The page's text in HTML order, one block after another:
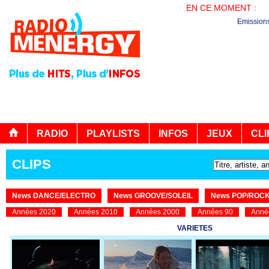
EN CE MOMENT :
RADIO PLAYLISTS INFOS JEUX
CLIPS
News DANCE/ELECTRO News GROOVE/SOLEIL
News POP/
Années 2020
Années 2010 Années 2000 Années 90
VARIETES